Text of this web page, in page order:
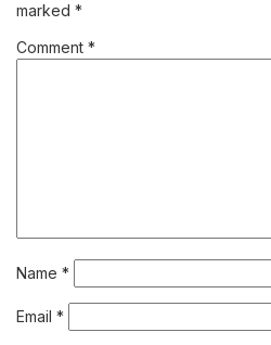
marked *
Comment *
Name *
Email *